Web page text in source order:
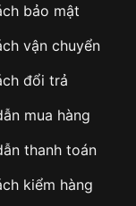
hàng hoặc
chóng
mong
bảo mật
vận chuyển
đổi trả
mua hàng
thanh toán
kiểm hàng